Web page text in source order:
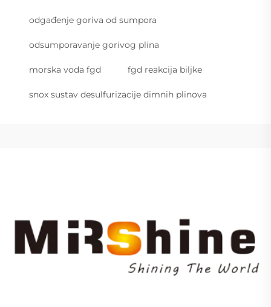
odgađenje goriva od sumpora
odsumporavanje gorivog plina
morska voda fgd fgd reakcija biljke
snox sustav desulfurizacije dimnih plinova